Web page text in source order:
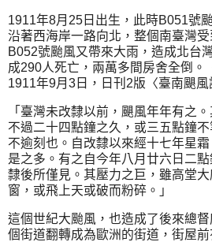
1911年8月25日出生，此時B051號
沿著西海岸一路向北，整個南臺灣
B052號颱風又帶來大雨，造成北台
成290人死亡，兩萬多間房舍全倒。
1911年9月3日，日刊2版〈臺南颶風
「臺灣未改隸以前，颶風年年有之
不過二十四點鐘之久，或三五點鐘
不逾刻也。自改隸以來經十七年星
是之多。有之自今年八月廿六日二
隸後所僅見。其壓力之巨，雖高堂
窗，或飛上天或破而粉碎。」
這個世紀大颱風，也造成了後來總
個街道翻轉成為歐洲的街道，街屋